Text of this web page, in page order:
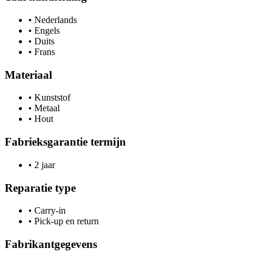
• Nederlands
• Engels
• Duits
• Frans
Materiaal
• Kunststof
• Metaal
• Hout
Fabrieksgarantie termijn
• 2 jaar
Reparatie type
• Carry-in
• Pick-up en return
Fabrikantgegevens